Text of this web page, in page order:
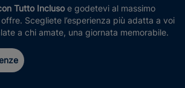
Tutto Incluso e godetevi al massimo
Scegliete l’esperienza più adatta a voi
a chi amate, una giornata memorabile.